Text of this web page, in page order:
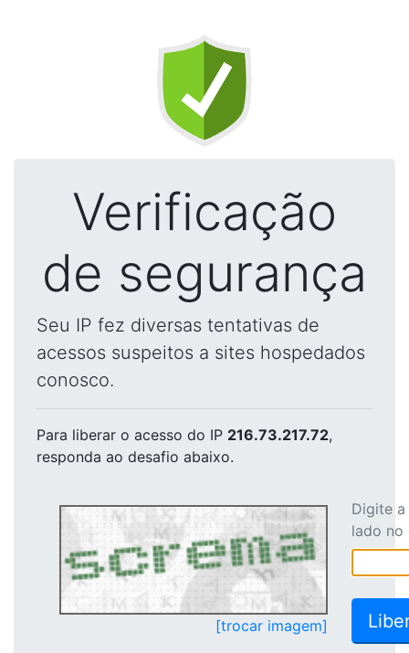
Verificação
de segurança
Seu IP fez diversas tentativas de
acessos suspeitos a sites hospedados
conosco.
Para liberar o acesso do IP 216.73.217.72,
responda ao desafio abaixo.
[trocar imagem]
Digite
lado no